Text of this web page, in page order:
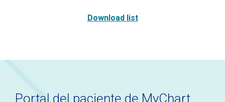
Download list
Portal del paciente de MyChart